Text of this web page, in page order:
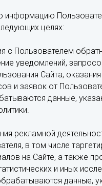
информацию
целях:
с Пользователем
уведомлений,
Сайта, оказания
и заявок от
данные,
рекламной
в том числе
на Сайте, а также
и иных
данные,